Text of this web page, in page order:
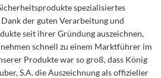
spezialisiertes
der guten Verarbeitung und
seit ihrer Gründung auszeichnen,
schnell zu einem Marktführer im
Produkte war so groß, dass König
S.A. die Auszeichnung als offizieller